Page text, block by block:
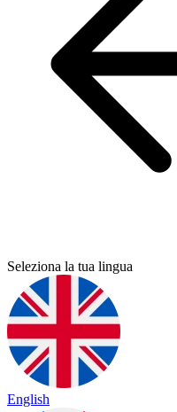
Seleziona la tua lingua
English